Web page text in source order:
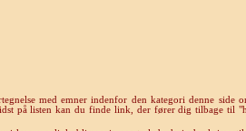
med emner indenfor den kategori denne side
på listen kan du finde link, der fører dig tilbage til